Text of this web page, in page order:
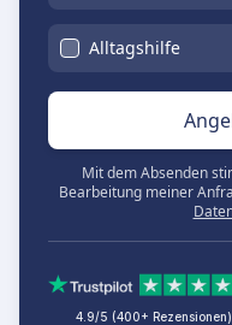
Alltagshilfe
Mit dem Absenden
Bearbeitung meiner
4.9/5 (400+ Rezensionen)